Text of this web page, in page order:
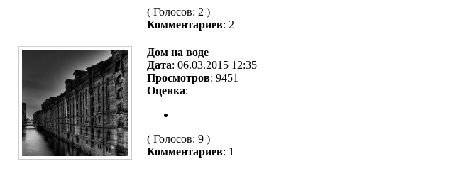
( Голосов: 2 )
Комментариев: 2
Дом на воде
Дата: 06.03.2015 12:35
Просмотров: 9451
Оценка:
( Голосов: 9 )
Комментариев: 1